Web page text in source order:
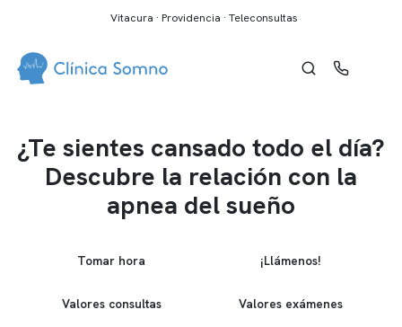
Vitacura · Providencia · Teleconsultas
¿Te sientes cansado todo el día?
Descubre la relación con la
apnea del sueño
Tomar hora ¡Llámenos!
Valores consultas Valores exámenes